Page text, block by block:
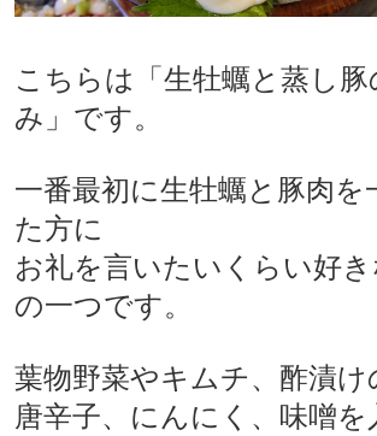
こちらは「生牡蠣と蒸し豚
み」です。
一番最初に生牡蠣と豚肉を
た方に
お礼を言いたいくらい好
の一つです。
葉物野菜やキムチ、酢漬け
唐辛子、にんにく、味噌